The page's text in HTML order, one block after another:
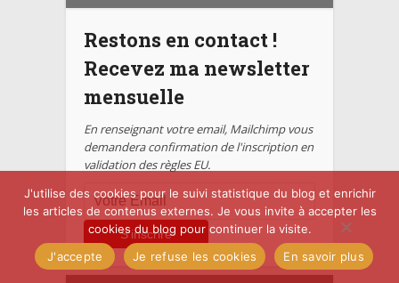
Restons en contact !
Recevez ma newsletter
mensuelle
En renseignant votre email, Mailchimp vous
demandera confirmation de l'inscription en
validation des règles EU.
J'utilise des cookies pour le suivi statistique du blog et enrichir
les articles de contenus externes. Je vous invite à accepter les
cookies du blog pour continuer la visite.
J'accepte
Je refuse les cookies En savoir plus